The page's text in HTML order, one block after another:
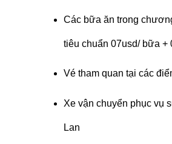
Các bữa ăn trong
tiêu chuẩn 07usd/ bữa +
Vé tham quan tại các
Xe vận chuyển phục vụ
Lan